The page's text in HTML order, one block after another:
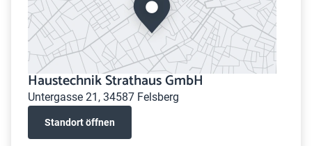
Haustechnik Strathaus GmbH
Untergasse 21, 34587 Felsberg
Standort öffnen